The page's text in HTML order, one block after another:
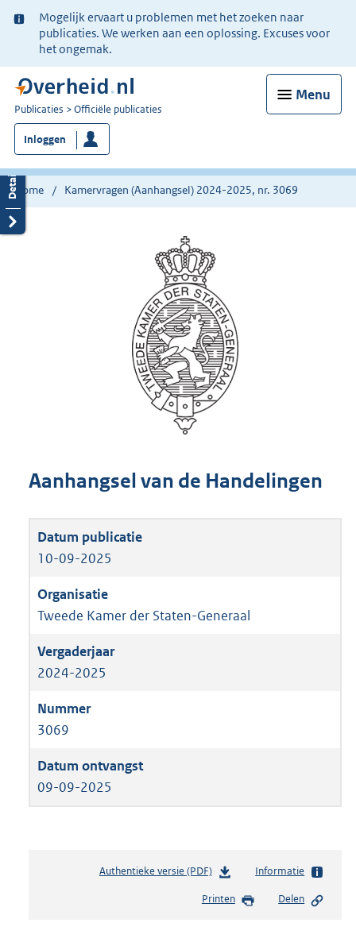
Ter
informatie:
Mogelijk ervaart u problemen met het zoeken naar
publicaties. We werken aan een oplossing. Excuses voor
het ongemak.
Menu
U
bent
nu
hier:
Publicaties Officiële publicaties
Inloggen
Home Kamervragen (Aanhangsel) 2024-2025, nr. 3069
Aanhangsel van de Handelingen
10-09-2025
Tweede Kamer der Staten-Generaal
2024-2025
3069
09-09-2025
Authentieke versie (PDF)b
s
Informatie
Printen Delen